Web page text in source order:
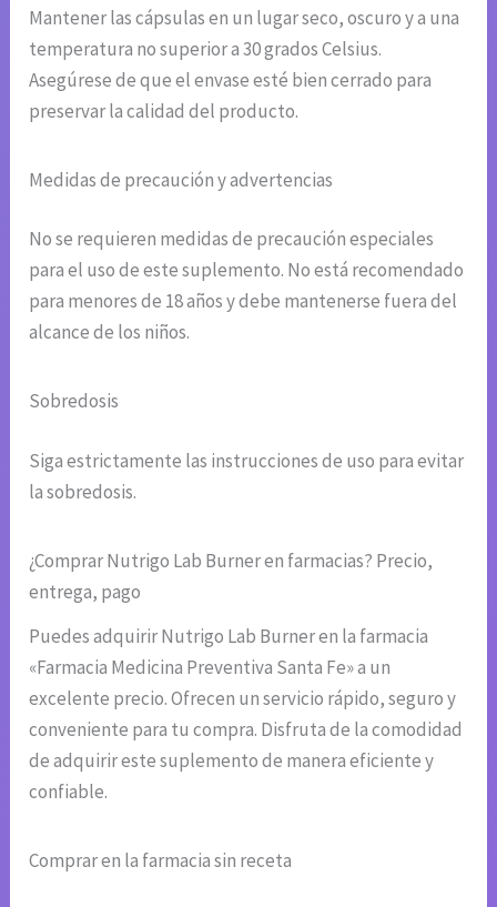
Mantener las cápsulas en un lugar seco, oscuro y a una
temperatura no superior a 30 grados Celsius.
Asegúrese de que el envase esté bien cerrado para
preservar la calidad del producto.
Medidas de precaución y advertencias
No se requieren medidas de precaución especiales
para el uso de este suplemento. No está recomendado
para menores de 18 años y debe mantenerse fuera del
alcance de los niños.
Sobredosis
Siga estrictamente las instrucciones de uso para evitar
la sobredosis.
¿Comprar Nutrigo Lab Burner en farmacias? Precio,
entrega, pago
Puedes adquirir Nutrigo Lab Burner en la farmacia
«Farmacia Medicina Preventiva Santa Fe» a un
excelente precio. Ofrecen un servicio rápido, seguro y
conveniente para tu compra. Disfruta de la comodidad
de adquirir este suplemento de manera eficiente y
confiable.
Comprar en la farmacia sin receta